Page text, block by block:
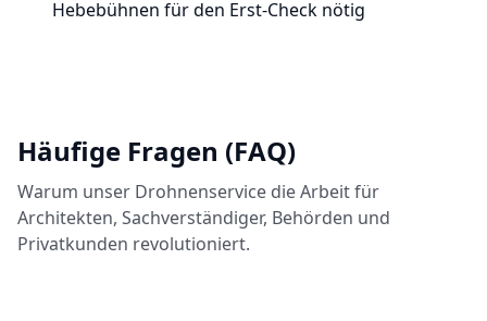
Hebebühnen für den Erst-Check nötig
Häufige Fragen (FAQ)
Warum unser Drohnenservice die Arbeit für
Architekten, Sachverständiger, Behörden und
Privatkunden revolutioniert.